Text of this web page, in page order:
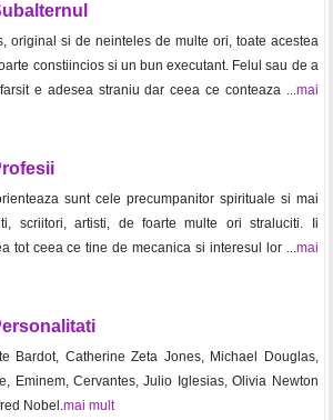
original si de neinteles de multe ori, toate acestea
constiincios si un bun executant. Felul sau de a
e adesea straniu dar ceea ce conteaza ...mai
sunt cele precumpanitor spirituale si mai
scriitori, artisti, de foarte multe ori straluciti. Ii
tot ceea ce tine de mecanica si interesul lor ...mai
Bardot, Catherine Zeta Jones, Michael Douglas,
Eminem, Cervantes, Julio Iglesias, Olivia Newton
Nobel.mai mult